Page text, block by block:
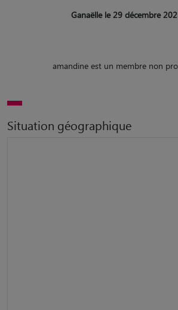
Ganaëlle le 29 décembre
amandine est un membre non
Situation géographique